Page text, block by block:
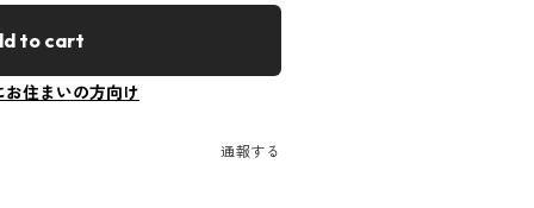
to cart
お住まいの方向け
通報する